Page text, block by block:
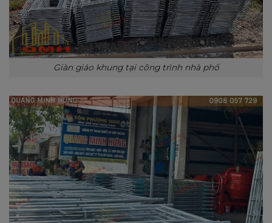
Giàn giáo khung tại công trình nhà phố